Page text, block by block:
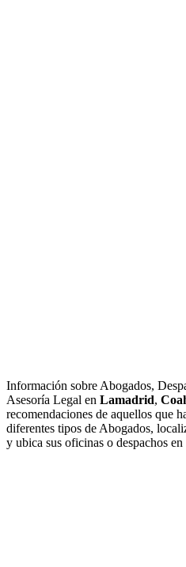
Información sobre Abogados,
Asesoría Legal en Lamadrid,
recomendaciones de aquellos que
diferentes tipos de Abogados,
y ubica sus oficinas o despachos